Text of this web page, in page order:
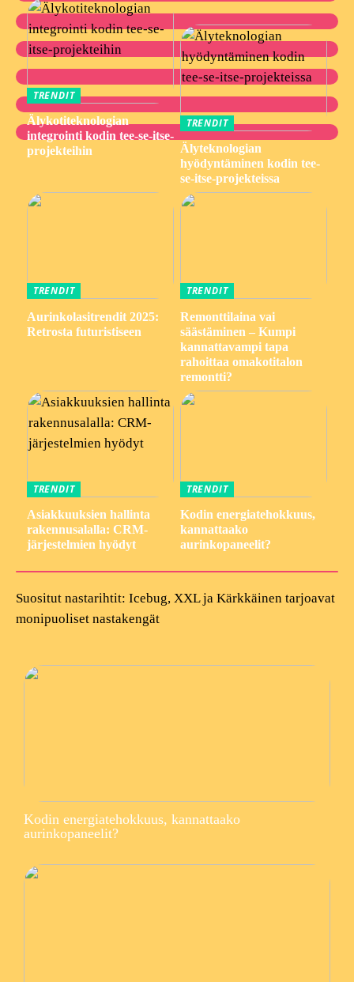
TRENDIT
Älykotiteknologian
integrointi kodin tee-se-itse-
projekteihin
TRENDIT
Älyteknologian
hyödyntäminen kodin tee-
se-itse-projekteissa
TRENDIT
Aurinkolasitrendit 2025:
Retrosta futuristiseen
TRENDIT
Remonttilaina vai
säästäminen – Kumpi
kannattavampi tapa
rahoittaa omakotitalon
remontti?
TRENDIT
Asiakkuuksien hallinta
rakennusalalla: CRM-
järjestelmien hyödyt
TRENDIT
Kodin energiatehokkuus,
kannattaako
aurinkopaneelit?
Suositut nastarihtit: Icebug, XXL ja Kärkkäinen tarjoavat
monipuoliset nastakengät
Kodin energiatehokkuus, kannattaako
aurinkopaneelit?